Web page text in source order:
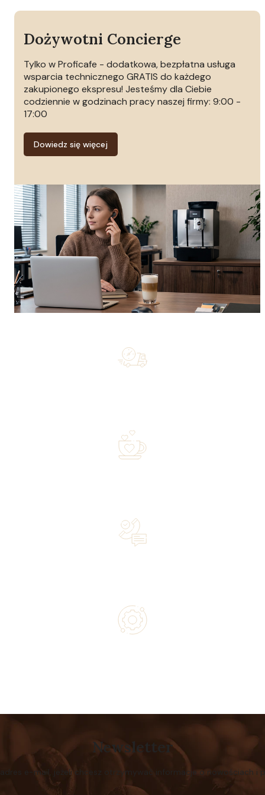
Dożywotni Concierge
Tylko w Proficafe - dodatkowa, bezpłatna usługa
wsparcia technicznego GRATIS do każdego
zakupionego ekspresu! Jesteśmy dla Ciebie
codziennie w godzinach pracy naszej firmy: 9:00 -
17:00
Dowiedz się więcej
Newsletter
e-mail, jeżeli chcesz otrzymywać informacje o nowościach i